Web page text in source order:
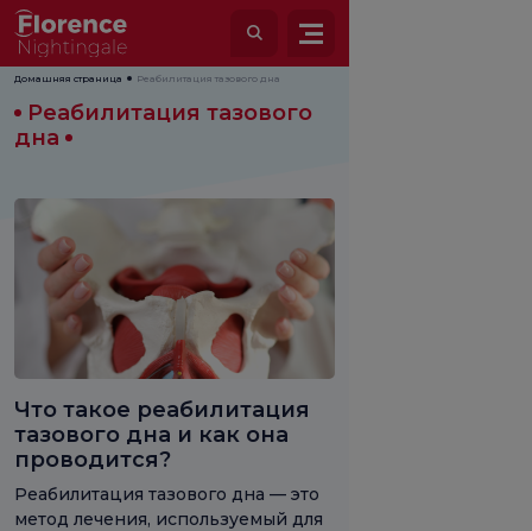
Домашняя страница Реабилитация тазового дна
Реабилитация тазового
дна
Что такое реабилитация
тазового дна и как она
проводится?
Реабилитация тазового дна — это
метод лечения, используемый для